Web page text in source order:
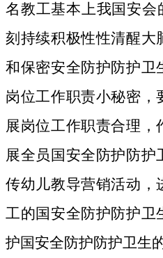
名教工基本上我国安会
刻持续积极性性清醒大
和保密安全防护防护卫
岗位工作职责小秘密，
展岗位工作职责合理
展全员国安全防护防护
传幼儿教导营销活动，
工的国安全防护防护卫
护国安全防护防护卫生